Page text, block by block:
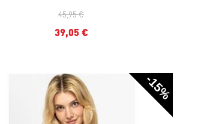
45,95 €
39,05 €
-15%